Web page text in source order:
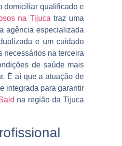
domiciliar qualificado e
na Tijuca traz uma
agência especializada
e um cuidado
necessários na terceira
de saúde mais
É aí que a atuação de
integrada para garantir
na região da Tijuca